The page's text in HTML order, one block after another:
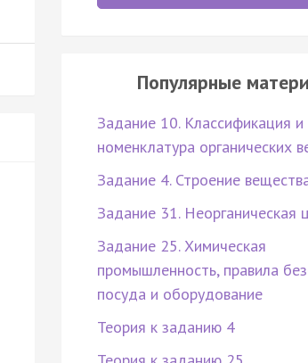
Популярные
Задание 10. Классификация и
номенклатура органических
Задание 4. Строение
Задание 31. Неорганическая
Задание 25. Химическая
промышленность, правила
посуда и оборудование
Теория к заданию 4